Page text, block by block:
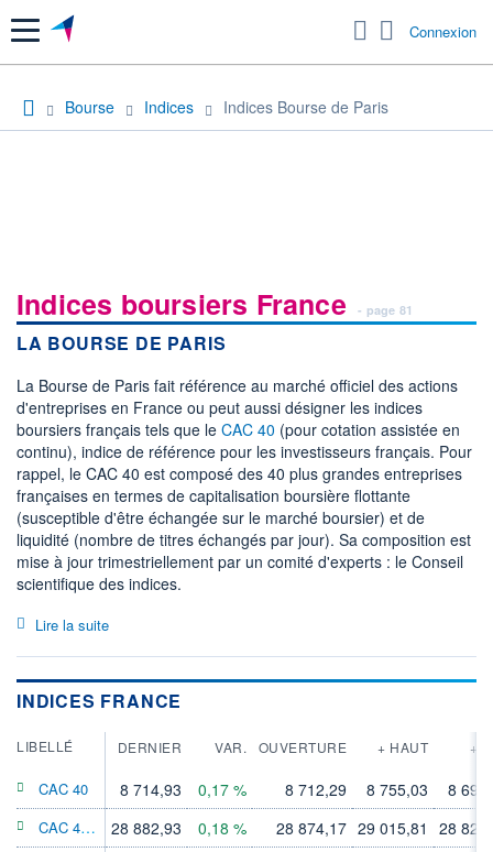
Menu Connexion
Bourse Indices Indices Bourse de Paris
Indices boursiers France - page 81
LA BOURSE DE PARIS
La Bourse de Paris fait référence au marché officiel des actions
d'entreprises en France ou peut aussi désigner les indices
boursiers français tels que le CAC 40 (pour cotation assistée en
continu), indice de référence pour les investisseurs français. Pour
rappel, le CAC 40 est composé des 40 plus grandes entreprises
françaises en termes de capitalisation boursière flottante
(susceptible d'être échangée sur le marché boursier) et de
liquidité (nombre de titres échangés par jour). Sa composition est
mise à jour trimestriellement par un comité d'experts : le Conseil
scientifique des indices.
Lire la suite
INDICES FRANCE
LIBELLÉ DERNIER VAR. OUVERTURE + HAUT +
CAC 40 8 714,93 0,17 % 8 712,29 8 755,03
8
CAC 40 GROSS TR
28 882,93 0,18 % 28 874,17 29 015,81
28